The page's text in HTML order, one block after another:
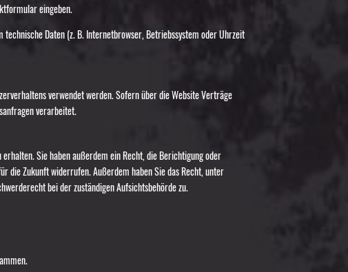
eingeben.
Daten (z. B. Internetbrowser, Betriebssystem oder Uhrzeit
verwendet werden. Sofern über die Website Verträge
verarbeitet.
Sie haben außerdem ein Recht, die Berichtigung oder
die Zukunft widerrufen. Außerdem haben Sie das Recht, unter
bei der zuständigen Aufsichtsbehörde zu.